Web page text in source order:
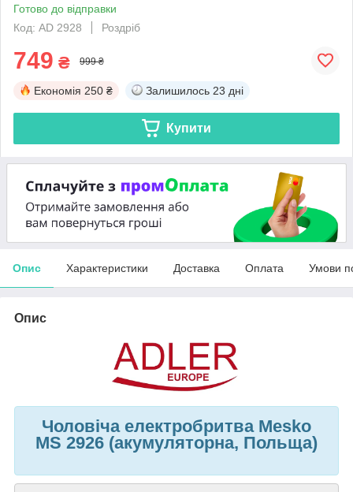
Готово до відправки
Код: AD 2928
Роздріб
749 ₴ 999 ₴
Економія 250 ₴ Залишилось 23 дні
Купити
Опис Характеристики Доставка Оплата Умови
Опис
Чоловіча електробритва Mesko
MS 2926 (акумуляторна, Польща)